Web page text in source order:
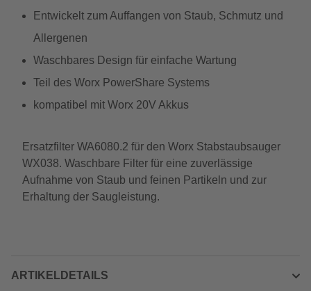
Entwickelt zum Auffangen von Staub, Schmutz und
Allergenen
Waschbares Design für einfache Wartung
Teil des Worx PowerShare Systems
kompatibel mit Worx 20V Akkus
Ersatzfilter WA6080.2 für den Worx Stabstaubsauger
WX038. Waschbare Filter für eine zuverlässige
Aufnahme von Staub und feinen Partikeln und zur
Erhaltung der Saugleistung.
ARTIKELDETAILS